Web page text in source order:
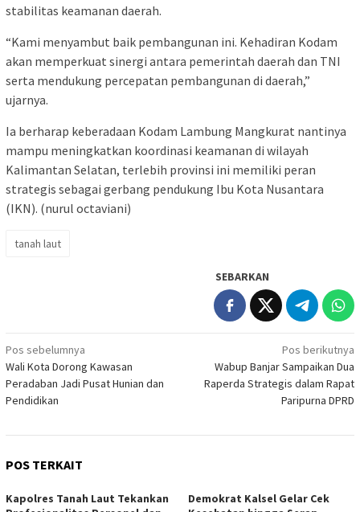
stabilitas keamanan daerah.
“Kami menyambut baik pembangunan ini. Kehadiran Kodam
akan memperkuat sinergi antara pemerintah daerah dan TNI
serta mendukung percepatan pembangunan di daerah,”
ujarnya.
Ia berharap keberadaan Kodam Lambung Mangkurat nantinya
mampu meningkatkan koordinasi keamanan di wilayah
Kalimantan Selatan, terlebih provinsi ini memiliki peran
strategis sebagai gerbang pendukung Ibu Kota Nusantara
(IKN). (nurul octaviani)
tanah laut
SEBARKAN
Navigasi
pos
Pos sebelumnya
Wali Kota Dorong Kawasan
Peradaban Jadi Pusat Hunian dan
Pendidikan
Pos berikutnya
Wabup Banjar Sampaikan Dua
Raperda Strategis dalam Rapat
Paripurna DPRD
POS TERKAIT
Kapolres Tanah Laut Tekankan
Demokrat Kalsel Gelar Cek